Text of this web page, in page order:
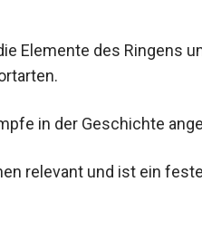
Elemente des Ringens
in der Geschichte
relevant und ist ein